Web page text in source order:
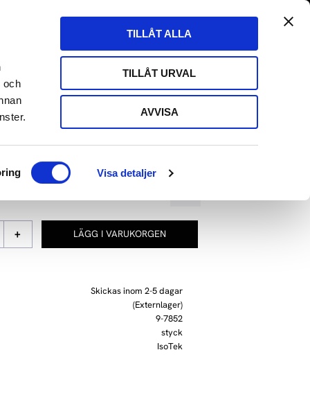
och
Visa detaljer
TILLÅT ALLA
TILLÅT URVAL
AVVISA
Favoriter
Kundvagn
HIFI HÖRLURAR HIFI KABLAR EVENT
EVO3
+
Lägg till i favoriter
Skickas inom 2-5 dagar
(Externlager)
9-7852
styck
IsoTek